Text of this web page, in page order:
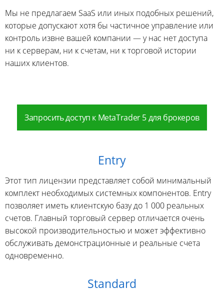
Мы не предлагаем SaaS или иных подобных решений,
которые допускают хотя бы частичное управление или
контроль извне вашей компании — у нас нет доступа
ни к серверам, ни к счетам, ни к торговой истории
наших клиентов.
Запросить доступ к MetaTrader 5 для брокеров
Entry
Этот тип лицензии представляет собой минимальный
комплект необходимых системных компонентов. Entry
позволяет иметь клиентскую базу до 1 000 реальных
счетов. Главный торговый сервер отличается очень
высокой производительностью и может эффективно
обслуживать демонстрационные и реальные счета
одновременно.
Standard